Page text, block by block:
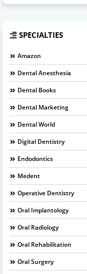
SPECIALTIES
Amazon
Dental Anesthesia
Dental Books
Dental Marketing
Dental World
Digital Dentistry
Endodontics
Medent
Operative Dentistry
Oral Implantology
Oral Radiology
Oral Rehabilitation
Oral Surgery